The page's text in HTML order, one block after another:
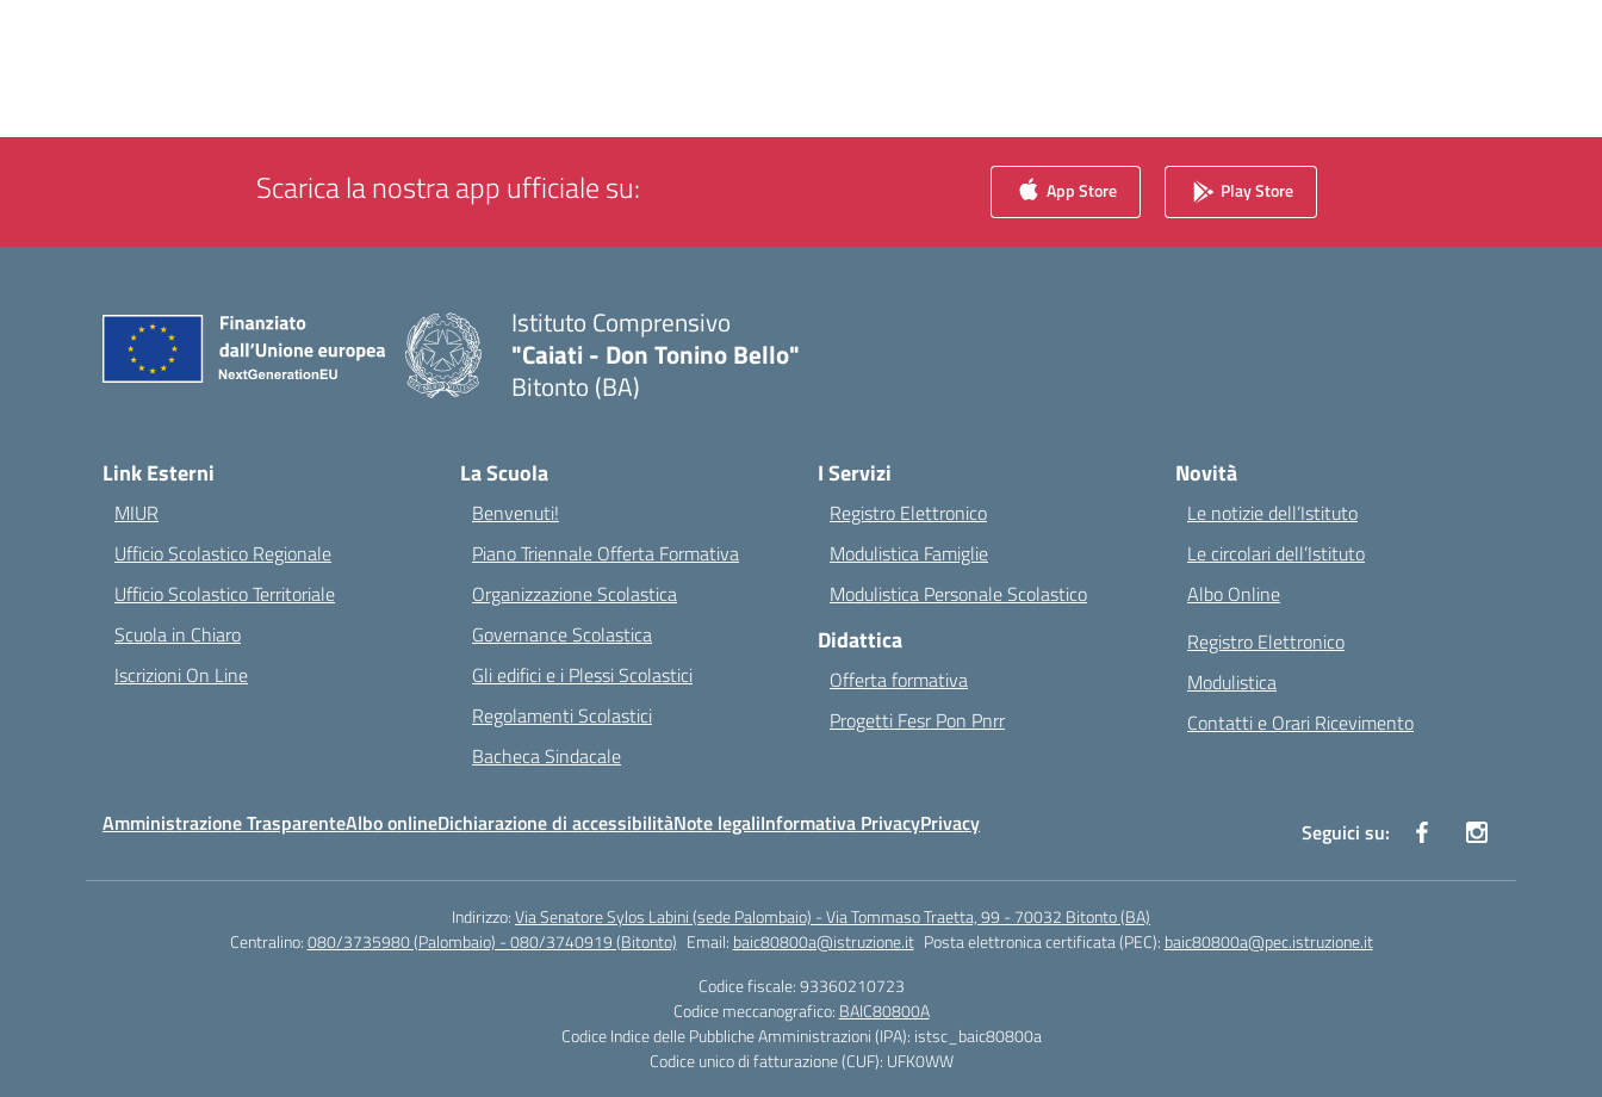
Scarica la nostra app ufficiale su: App Store Play Store
Istituto Comprensivo
"Caiati - Don Tonino Bello"
Bitonto (BA)
Link Esterni
MIUR
Ufficio Scolastico Regionale
Ufficio Scolastico Territoriale
Scuola in Chiaro
Iscrizioni On Line
La Scuola
Benvenuti!
Piano Triennale Offerta Formativa
Organizzazione Scolastica
Governance Scolastica
Gli edifici e i Plessi Scolastici
Regolamenti Scolastici
Bacheca Sindacale
I Servizi
Registro Elettronico
Modulistica Famiglie
Modulistica Personale Scolastico
Didattica
Offerta formativa
Progetti Fesr Pon Pnrr
Novità
Le notizie dell’Istituto
Le circolari dell’Istituto
Albo Online
Registro Elettronico
Modulistica
Contatti e Orari Ricevimento
Amministrazione TrasparenteAlbo onlineDichiarazione di accessibilitàNote legaliInformativa PrivacyPrivacy Seguici su:
Indirizzo:Via Senatore Sylos Labini (sede Palombaio) - Via Tommaso Traetta, 99 - 70032 Bitonto (BA)
Centralino:080/3735980 (Palombaio) - 080/3740919 (Bitonto) Email: baic80800a@istruzione.it Posta elettronica certificata (PEC): baic80800a@pec.istruzione.it
Codice fiscale: 93360210723
Codice meccanografico: BAIC80800A
Codice Indice delle Pubbliche Amministrazioni (IPA): istsc_baic80800a
Codice unico di fatturazione (CUF): UFK0WW